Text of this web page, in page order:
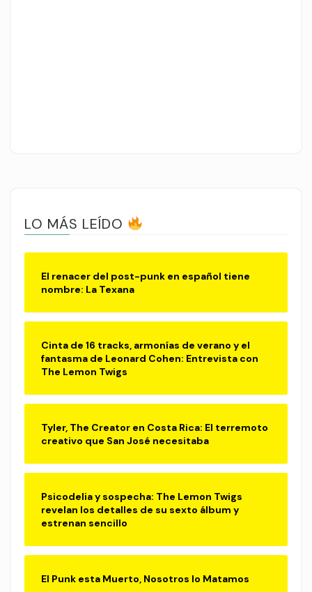
LO MÁS LEÍDO
El renacer del post-punk en español tiene
nombre: La Texana
Cinta de 16 tracks, armonías de verano y el
fantasma de Leonard Cohen: Entrevista con
The Lemon Twigs
Tyler, The Creator en Costa Rica: El terremoto
creativo que San José necesitaba
Psicodelia y sospecha: The Lemon Twigs
revelan los detalles de su sexto álbum y
estrenan sencillo
El Punk esta Muerto, Nosotros lo Matamos